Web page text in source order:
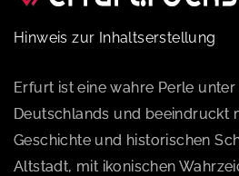
Hinweis zur Inhaltserstellung
Erfurt ist eine wahre Perle
Deutschlands und beeindruckt
Geschichte und historischen
Altstadt, mit ikonischen